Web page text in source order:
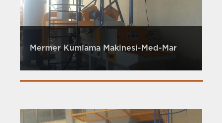
Mermer Kumlama Makinesi-Med-Mar